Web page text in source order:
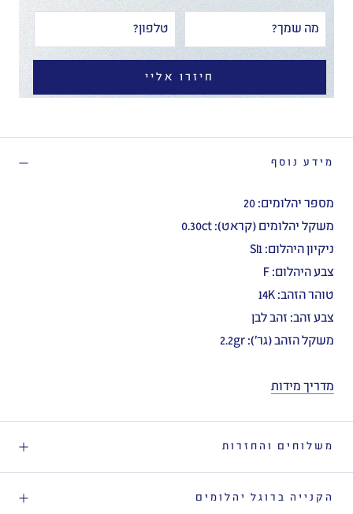
חיזרו אליי
מידע נוסף
מספר יהלומים: 20
משקל יהלומים (קראט): 0.30ct
ניקיון היהלום: SI1
צבע היהלום: F
טוהר הזהב: 14K
צבע זהב: זהב לבן
משקל הזהב (גר'): 2.2gr
מדריך מידות
משלוחים והחזרות
הקנייה ברוגל יהלומים